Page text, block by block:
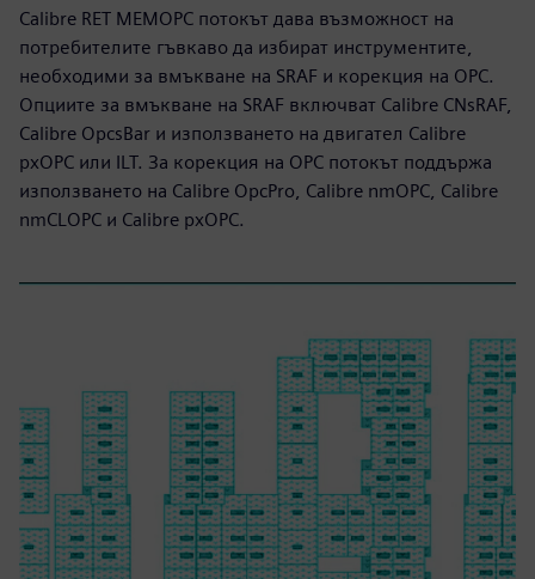
Calibre RET MEMOPC потокът дава възможност на
потребителите гъвкаво да избират инструментите,
необходими за вмъкване на SRAF и корекция на OPC.
Опциите за вмъкване на SRAF включват Calibre CNsRAF,
Calibre OpcsBar и използването на двигател Calibre
pxOPC или ILT. За корекция на OPC потокът поддържа
използването на Calibre OpcPro, Calibre nmOPC, Calibre
nmCLOPC и Calibre pxOPC.